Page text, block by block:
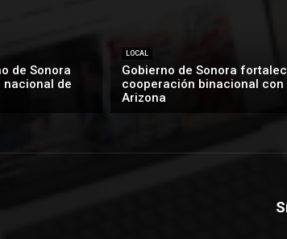
de Sonora
nacional de
LOCAL
Gobierno de Sonora
cooperación binacional con
Arizona